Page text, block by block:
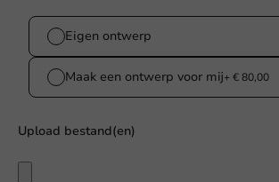
Eigen ontwerp
Maak een ontwerp voor mij+ € 80,00
Upload bestand(en)